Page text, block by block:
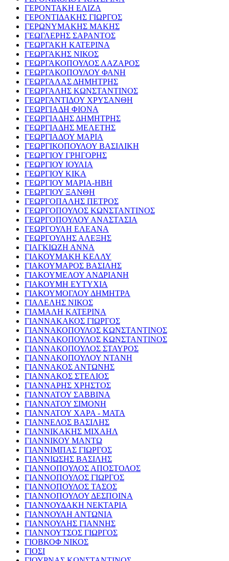
ΓΕΡΟΝΤΑΚΗ ΕΛΙΖΑ
ΓΕΡΟΝΤΙΔΑΚΗΣ ΓΙΩΡΓΟΣ
ΓΕΡΩΝΥΜΑΚΗΣ ΜΑΚΗΣ
ΓΕΩΓΛΕΡΗΣ ΣΑΡΑΝΤΟΣ
ΓΕΩΡΓΑΚΗ ΚΑΤΕΡΙΝΑ
ΓΕΩΡΓΑΚΗΣ ΝΙΚΟΣ
ΓΕΩΡΓΑΚΟΠΟΥΛΟΣ ΛΑΖΑΡΟΣ
ΓΕΩΡΓΑΚΟΠΟΥΛΟΥ ΦΑΝΗ
ΓΕΩΡΓΑΛΑΣ ΔΗΜΗΤΡΗΣ
ΓΕΩΡΓΑΛΗΣ ΚΩΝΣΤΑΝΤΙΝΟΣ
ΓΕΩΡΓΑΝΤΙΔΟΥ ΧΡΥΣΑΝΘΗ
ΓΕΩΡΓΙΑΔΗ ΦΙΟΝΑ
ΓΕΩΡΓΙΑΔΗΣ ΔΗΜΗΤΡΗΣ
ΓΕΩΡΓΙΑΔΗΣ ΜΕΛΕΤΗΣ
ΓΕΩΡΓΙΑΔΟΥ ΜΑΡΙΑ
ΓΕΩΡΓΙΚΟΠΟΥΛΟΥ ΒΑΣΙΛΙΚΗ
ΓΕΩΡΓΙΟΥ ΓΡΗΓΟΡΗΣ
ΓΕΩΡΓΙΟΥ ΙΟΥΛΙΑ
ΓΕΩΡΓΙΟΥ ΚΙΚΑ
ΓΕΩΡΓΙΟΥ ΜΑΡΙΑ-ΗΒΗ
ΓΕΩΡΓΙΟΥ ΞΑΝΘΗ
ΓΕΩΡΓΟΠΑΛΗΣ ΠΕΤΡΟΣ
ΓΕΩΡΓΟΠΟΥΛΟΣ ΚΩΝΣΤΑΝΤΙΝΟΣ
ΓΕΩΡΓΟΠΟΥΛΟΥ ΑΝΑΣΤΑΣΙΑ
ΓΕΩΡΓΟΥΛΗ ΕΛΕΑΝΑ
ΓΕΩΡΓΟΥΛΗΣ ΑΛΕΞΗΣ
ΓΙΑΓΚΙΩΖΗ ΑΝΝΑ
ΓΙΑΚΟΥΜΑΚΗ ΚΕΛΛΥ
ΓΙΑΚΟΥΜΑΡΟΣ ΒΑΣΙΛΗΣ
ΓΙΑΚΟΥΜΕΛΟΥ ΑΝΔΡΙΑΝΗ
ΓΙΑΚΟΥΜΗ ΕΥΤΥΧΙΑ
ΓΙΑΚΟΥΜΟΓΛΟΥ ΔΗΜΗΤΡΑ
ΓΙΑΛΕΛΗΣ ΝΙΚΟΣ
ΓΙΑΜΑΛΗ ΚΑΤΕΡΙΝΑ
ΓΙΑΝΝΑΚΑΚΟΣ ΓΙΩΡΓΟΣ
ΓΙΑΝΝΑΚΟΠΟΥΛΟΣ ΚΩΝΣΤΑΝΤΙΝΟΣ
ΓΙΑΝΝΑΚΟΠΟΥΛΟΣ ΚΩΝΣΤΑΝΤΙΝΟΣ
ΓΙΑΝΝΑΚΟΠΟΥΛΟΣ ΣΤΑΥΡΟΣ
ΓΙΑΝΝΑΚΟΠΟΥΛΟΥ ΝΤΑΝΗ
ΓΙΑΝΝΑΚΟΣ ΑΝΤΩΝΗΣ
ΓΙΑΝΝΑΚΟΣ ΣΤΕΛΙΟΣ
ΓΙΑΝΝΑΡΗΣ ΧΡΗΣΤΟΣ
ΓΙΑΝΝΑΤΟΥ ΣΑΒΒΙΝΑ
ΓΙΑΝΝΑΤΟΥ ΣΙΜΟΝΗ
ΓΙΑΝΝΑΤΟΥ ΧΑΡΑ - ΜΑΤΑ
ΓΙΑΝΝΕΛΟΣ ΒΑΣΙΛΗΣ
ΓΙΑΝΝΙΚΑΚΗΣ ΜΙΧΑΗΛ
ΓΙΑΝΝΙΚΟΥ ΜΑΝΤΩ
ΓΙΑΝΝΙΜΠΑΣ ΓΙΩΡΓΟΣ
ΓΙΑΝΝΙΩΣΗΣ ΒΑΣΙΛΗΣ
ΓΙΑΝΝΟΠΟΥΛΟΣ ΑΠΟΣΤΟΛΟΣ
ΓΙΑΝΝΟΠΟΥΛΟΣ ΓΙΩΡΓΟΣ
ΓΙΑΝΝΟΠΟΥΛΟΣ ΤΑΣΟΣ
ΓΙΑΝΝΟΠΟΥΛΟΥ ΔΕΣΠΟΙΝΑ
ΓΙΑΝΝΟΥΔΑΚΗ ΝΕΚΤΑΡΙΑ
ΓΙΑΝΝΟΥΛΗ ΑΝΤΩΝΙΑ
ΓΙΑΝΝΟΥΛΗΣ ΓΙΑΝΝΗΣ
ΓΙΑΝΝΟΥΤΣΟΣ ΓΙΩΡΓΟΣ
ΓΙΟΒΚΟΦ ΝΙΚΟΣ
ΓΙΟΣΙ